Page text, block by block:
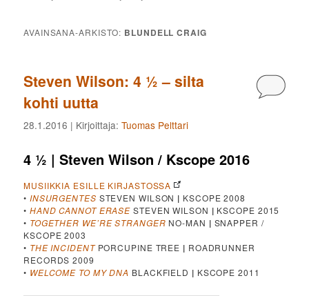
AVAINSANA-ARKISTO: BLUNDELL CRAIG
Steven Wilson: 4 ½ – silta
kohti uutta
28.1.2016 | Kirjoittaja:Tuomas Pelttari
4 ½ | Steven Wilson / Kscope 2016
MUSIIKKIA ESILLE KIRJASTOSSA
• INSURGENTES STEVEN WILSON | KSCOPE 2008
• HAND CANNOT ERASE STEVEN WILSON | KSCOPE 2015
• TOGETHER WE’RE STRANGER NO-MAN | SNAPPER /
KSCOPE 2003
• THE INCIDENTPORCUPINE TREE | ROADRUNNER
RECORDS 2009
• WELCOME TO MY DNA BLACKFIELD | KSCOPE 2011